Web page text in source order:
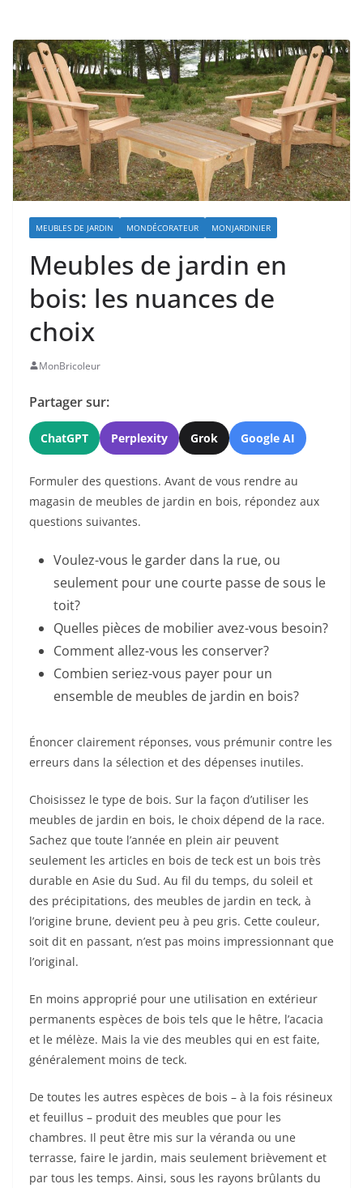
MEUBLES DE JARDIN MONDÉCORATEUR MONJARDINIER
Meubles de jardin en
bois: les nuances de
choix
MonBricoleur
Partager sur:
ChatGPT Perplexity Grok Google AI
Formuler des questions. Avant de vous rendre au
magasin de meubles de jardin en bois, répondez aux
questions suivantes.
Voulez-vous le garder dans la rue, ou
seulement pour une courte passe de sous le
toit?
Quelles pièces de mobilier avez-vous besoin?
Comment allez-vous les conserver?
Combien seriez-vous payer pour un
ensemble de meubles de jardin en bois?
Énoncer clairement réponses, vous prémunir contre les
erreurs dans la sélection et des dépenses inutiles.
Choisissez le type de bois. Sur la façon d’utiliser les
meubles de jardin en bois, le choix dépend de la race.
Sachez que toute l’année en plein air peuvent
seulement les articles en bois de teck est un bois très
durable en Asie du Sud. Au fil du temps, du soleil et
des précipitations, des meubles de jardin en teck, à
l’origine brune, devient peu à peu gris. Cette couleur,
soit dit en passant, n’est pas moins impressionnant que
l’original.
En moins approprié pour une utilisation en extérieur
permanents espèces de bois tels que le hêtre, l’acacia
et le mélèze. Mais la vie des meubles qui en est faite,
généralement moins de teck.
De toutes les autres espèces de bois – à la fois résineux
et feuillus – produit des meubles que pour les
chambres. Il peut être mis sur la véranda ou une
terrasse, faire le jardin, mais seulement brièvement et
par tous les temps. Ainsi, sous les rayons brûlants du